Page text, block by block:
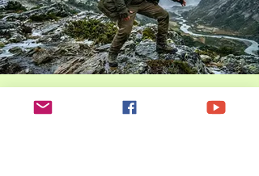
Fazit: Extremwetter